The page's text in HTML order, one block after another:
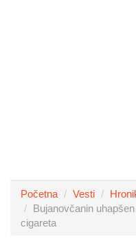
Početna Vesti
Bujanovčanin
cigareta